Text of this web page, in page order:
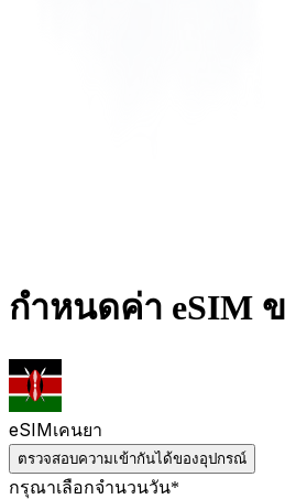
กำหนดค่า eSIM
eSIMเคนยา
ตรวจสอบความเข้ากันได้ของอุปกรณ์
กรุณาเลือกจำนวนวัน*